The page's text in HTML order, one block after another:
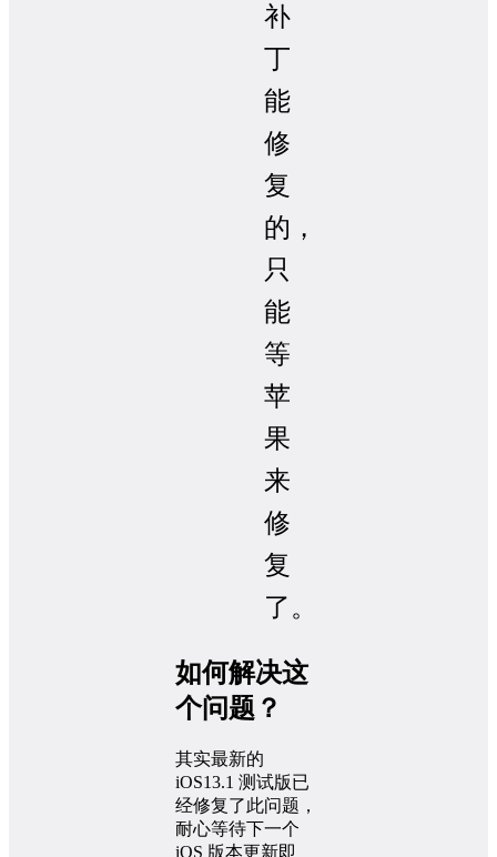
补
丁
能
修
复
的，
只
能
等
苹
果
来
修
复
了。
如何解决这
个问题？
其实最新的
iOS13.1 测试版已
经修复了此问题，
耐心等待下一个
iOS 版本更新即